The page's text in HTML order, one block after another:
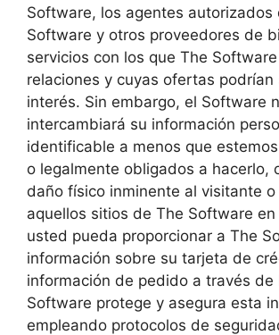
Software, los agentes autorizados
Software y otros proveedores de
servicios con los que The
relaciones y cuyas ofertas podrían
interés. Sin embargo, el Software
intercambiará su información
identificable a menos que
o legalmente obligados a hacerlo,
daño físico inminente al visitante o
aquellos sitios de The Software en
usted pueda proporcionar a The
información sobre su tarjeta de
información de pedido a través de
Software protege y asegura esta
empleando protocolos de